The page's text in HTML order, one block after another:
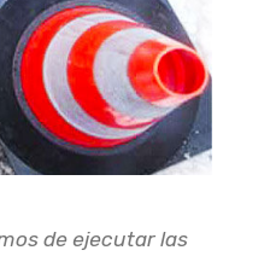
de ejecutar las